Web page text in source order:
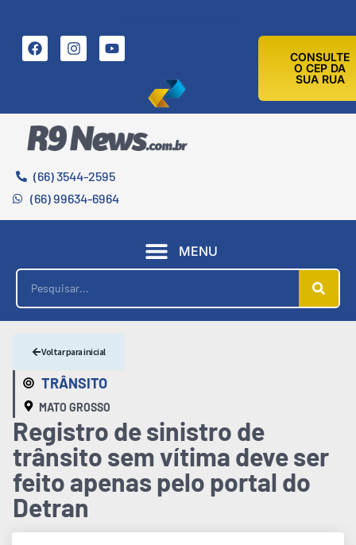
CONSULTE
O CEP DA
SUA RUA
(66) 3544-2595
(66) 99634-6964
MENU
TRÂNSITO
MATO GROSSO
Voltar para inicial
Registro de sinistro de
trânsito sem vítima deve ser
feito apenas pelo portal do
Detran